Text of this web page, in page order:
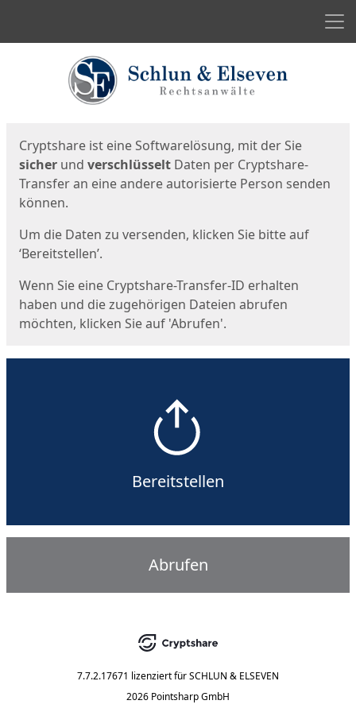
Cryptshare ist eine Softwarelösung, mit der Sie
sicher und verschlüsselt Daten per Cryptshare-
Transfer an eine andere autorisierte Person senden
können.
Um die Daten zu versenden, klicken Sie bitte auf
‘Bereitstellen’.
Wenn Sie eine Cryptshare-Transfer-ID erhalten
haben und die zugehörigen Dateien abrufen
möchten, klicken Sie auf 'Abrufen'.
Bereitstellen
Abrufen
7.7.2.17671 lizenziert fürSCHLUN & ELSEVEN
2026 Pointsharp GmbH